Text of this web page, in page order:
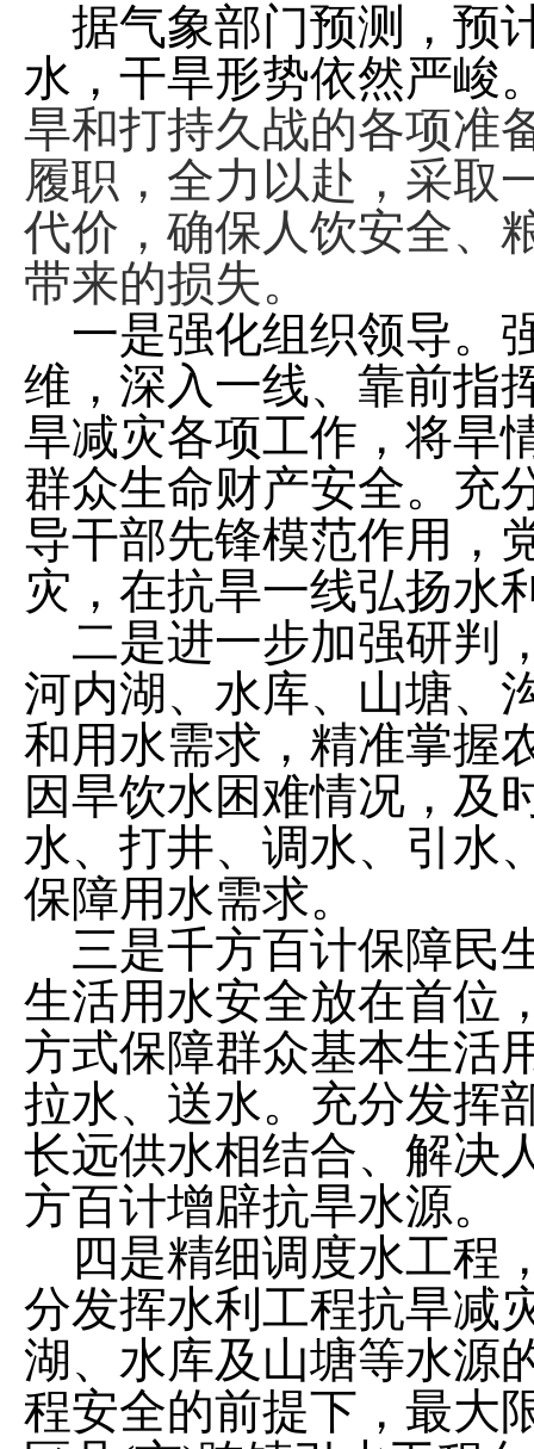
据气象部门预测，预
水，干旱形势依然严峻
旱和打持久战的各项准
履职，全力以赴，采取
代价，确保人饮安全、
带来的损失。
一是强化组织领导。
维，深入一线、靠前指
旱减灾各项工作，将旱
群众生命财产安全。充
导干部先锋模范作用，
灾，在抗旱一线弘扬水
二是进一步加强研判
河内湖、水库、山塘、
和用水需求，精准掌握
因旱饮水困难情况，及
水、打井、调水、引水
保障用水需求。
三是千方百计保障民
生活用水安全放在首位
方式保障群众基本生活
拉水、送水。充分发挥
长远供水相结合、解决
方百计增辟抗旱水源。
四是精细调度水工程
分发挥水利工程抗旱减
湖、水库及山塘等水源
程安全的前提下，最大